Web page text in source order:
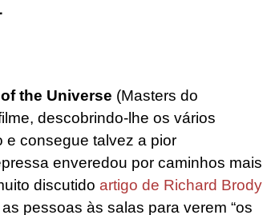
the Universe (Masters do
descobrindo-lhe os vários
e consegue talvez a pior
enveredou por caminhos mais
discutido artigo de Richard Brody
pessoas às salas para verem “os